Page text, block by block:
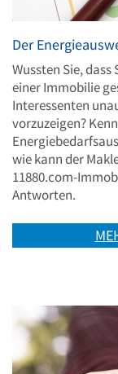
Der
Wussten Sie,
einer Immobilie
Interessenten
vorzuzeigen?
wie kann der
11880.com-
Antworten.